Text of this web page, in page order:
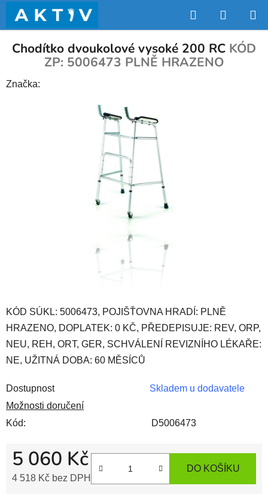
obsah
Hledat
KOŠÍK
KÓD SÚKL: 5006473, POJIŠŤOVNA HRADÍ: PLNĚ
HRAZENO, DOPLATEK: 0 KČ, PŘEDEPISUJE: REV, ORP,
NEU, REH, ORT, GER, SCHVÁLENÍ REVIZNÍHO LÉKAŘE:
NE, UŽITNÁ DOBA: 60 MĚSÍCŮ
Dostupnost
Skladem u dodavatele
Možnosti doručení
Kód:
D5006473
5 060 Kč
4 518 Kč bez DPH
DO KOŠÍKU
Chodítko dvoukolové vysoké 200 RC KÓD
ZP: 5006473 PLNĚ HRAZENO
Značka: